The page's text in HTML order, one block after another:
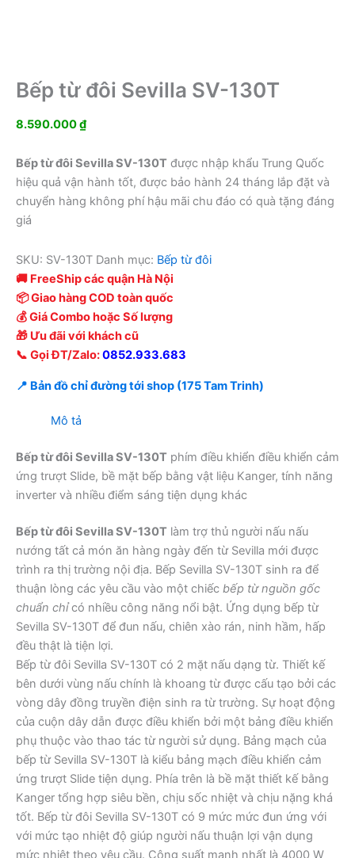
Bếp từ đôi Sevilla SV-130T
8.590.000₫
Bếp từ đôi Sevilla SV-130T được nhập khẩu Trung Quốc
hiệu quả vận hành tốt, được bảo hành 24 tháng lắp đặt và
chuyển hàng không phí hậu mãi chu đáo có quà tặng đáng
giá
SKU: SV-130T Danh mục: Bếp từ đôi
🚚 FreeShip các quận Hà Nội
📦 Giao hàng COD toàn quốc
💰 Giá Combo hoặc Số lượng
🎁 Ưu đãi với khách cũ
📞 Gọi ĐT/Zalo:0852.933.683
📍 Bản đồ chỉ đường tới shop (175 Tam Trinh)
Mô tả
Bếp từ đôi Sevilla SV-130T phím điều khiển điều khiển cảm
ứng trượt Slide, bề mặt bếp bằng vật liệu Kanger, tính năng
inverter và nhiều điểm sáng tiện dụng khác
Bếp từ đôi Sevilla SV-130T làm trợ thủ người nấu nấu
nướng tất cả món ăn hàng ngày đến từ Sevilla mới được
trình ra thị trường nội địa. Bếp Sevilla SV-130T sinh ra để
thuận lòng các yêu cầu vào một chiếc bếp từ nguồn gốc
chuẩn chỉcó nhiều công năng nổi bật. Ứng dụng bếp từ
Sevilla SV-130T để đun nấu, chiên xào rán, ninh hầm, hấp
đều thật là tiện lợi.
Bếp từ đôi Sevilla SV-130T có 2 mặt nấu dạng từ. Thiết kế
bên dưới vùng nấu chính là khoang từ được cấu tạo bởi các
vòng dây đồng truyền điện sinh ra từ trường. Sự hoạt động
của cuộn dây dẫn được điều khiển bởi một bảng điều khiển
phụ thuộc vào thao tác từ người sử dụng. Bảng mạch của
bếp từ Sevilla SV-130T là kiểu bảng mạch điều khiển cảm
ứng trượt Slide tiện dụng. Phía trên là bề mặt thiết kế bằng
Kanger tổng hợp siêu bền, chịu sốc nhiệt và chịu nặng khá
tốt. Bếp từ đôi Sevilla SV-130T có 9 mức mức đun ứng với
với mức tạo nhiệt độ giúp người nấu thuận lợi vận dụng
mức nhiệt theo yêu cầu. Công suất mạnh nhất là 4000 W